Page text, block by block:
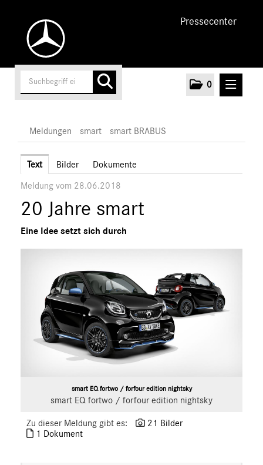
Pressecenter
0
Unternehmen
Cars
AMG
smart
smart BRABUS
G-Klasse
Vans
Marken & Produkte
ANSPRECHPARTNER
Meldungen smart smart BRABUS
Text Bilder Dokumente
Meldung vom 28.06.2018
20 Jahre smart
Eine Idee setzt sich durch
smart EQ fortwo / forfour edition nightsky
smart EQ fortwo / forfour edition nightsky
Zu dieser Meldung gibt es:
21 Bilder
1 Dokument